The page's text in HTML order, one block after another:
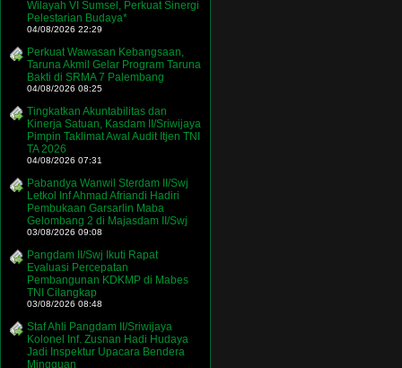
Wilayah VI Sumsel, Perkuat Sinergi
Pelestarian Budaya*
04/08/2026 22:29
Perkuat Wawasan Kebangsaan,
Taruna Akmil Gelar Program Taruna
Bakti di SRMA 7 Palembang
04/08/2026 08:25
Tingkatkan Akuntabilitas dan
Kinerja Satuan, Kasdam II/Sriwijaya
Pimpin Taklimat Awal Audit Itjen TNI
TA 2026
04/08/2026 07:31
Pabandya Wanwil Sterdam II/Swj
Letkol Inf Ahmad Afriandi Hadiri
Pembukaan Garsarlin Maba
Gelombang 2 di Majasdam II/Swj
03/08/2026 09:08
Pangdam II/Swj Ikuti Rapat
Evaluasi Percepatan
Pembangunan KDKMP di Mabes
TNI Cilangkap
03/08/2026 08:48
Staf Ahli Pangdam II/Sriwijaya
Kolonel Inf. Zusnan Hadi Hudaya
Jadi Inspektur Upacara Bendera
Mingguan